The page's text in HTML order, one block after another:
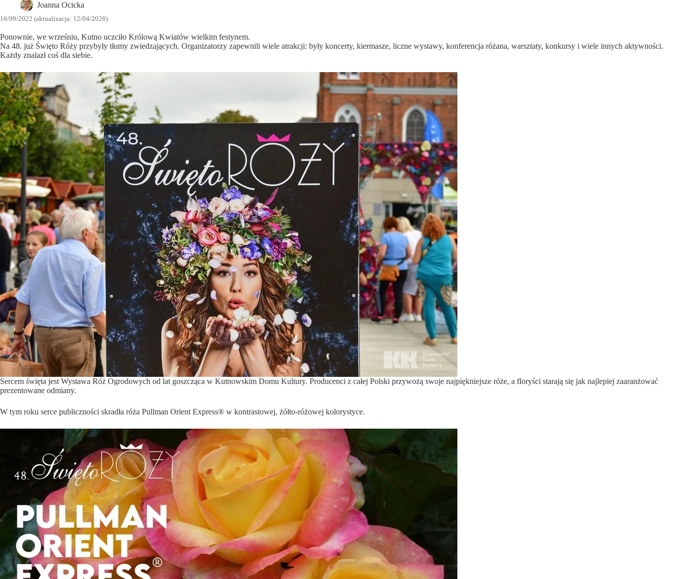
Joanna Ocicka
16/09/2022 (aktualizacja: 12/04/2026)
Ponownie, we wrześniu, Kutno uczciło Królową Kwiatów wielkim festynem.
Na 48. już Święto Róży przybyły tłumy zwiedzających. Organizatorzy zapewnili wiele atrakcji: były koncerty, kiermasze, liczne wystawy, konferencja różana, warsztaty, konkursy i wiele innych aktywności.
Każdy znalazł coś dla siebie.
Sercem święta jest Wystawa Róż Ogrodowych od lat goszcząca w Kutnowskim Domu Kultury. Producenci z całej Polski przywożą swoje najpiękniejsze róże, a floryści starają się jak najlepiej zaaranżować
prezentowane odmiany.
W tym roku serce publiczności skradła róża Pullman Orient Express® w kontrastowej, żółto-różowej kolorystyce.